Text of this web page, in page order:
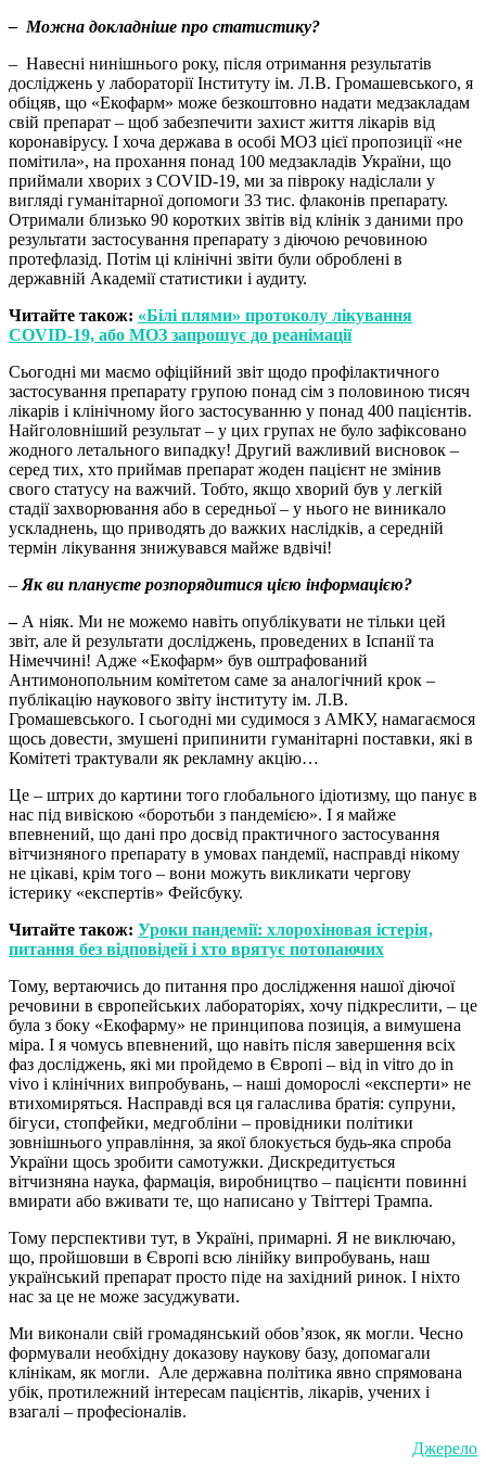
– Можна докладніше про статистику?
– Навесні нинішнього року, після отримання результатів
досліджень у лабораторії Інституту ім. Л.В. Громашевського, я
обіцяв, що «Екофарм» може безкоштовно надати медзакладам
свій препарат – щоб забезпечити захист життя лікарів від
коронавірусу. І хоча держава в особі МОЗ цієї пропозиції «не
помітила», на прохання понад 100 медзакладів України, що
приймали хворих з COVID-19, ми за півроку надіслали у
вигляді гуманітарної допомоги 33 тис. флаконів препарату.
Отримали близько 90 коротких звітів від клінік з даними про
результати застосування препарату з діючою речовиною
протефлазід. Потім ці клінічні звіти були оброблені в
державній Академії статистики і аудиту.
Читайте також: «Білі плями» протоколу лікування
COVID-19, або МОЗ запрошує до реанімації
Сьогодні ми маємо офіційний звіт щодо профілактичного
застосування препарату групою понад сім з половиною тисяч
лікарів і клінічному його застосуванню у понад 400 пацієнтів.
Найголовніший результат – у цих групах не було зафіксовано
жодного летального випадку! Другий важливий висновок –
серед тих, хто приймав препарат жоден пацієнт не змінив
свого статусу на важчий. Тобто, якщо хворий був у легкій
стадії захворювання або в середньої – у нього не виникало
ускладнень, що приводять до важких наслідків, а середній
термін лікування знижувався майже вдвічі!
– Як ви плануєте розпорядитися цією інформацією?
– А ніяк. Ми не можемо навіть опублікувати не тільки цей
звіт, але й результати досліджень, проведених в Іспанії та
Німеччині! Адже «Екофарм» був оштрафований
Антимонопольним комітетом саме за аналогічний крок –
публікацію наукового звіту інституту ім. Л.В.
Громашевського. І сьогодні ми судимося з АМКУ, намагаємося
щось довести, змушені припинити гуманітарні поставки, які в
Комітеті трактували як рекламну акцію…
Це – штрих до картини того глобального ідіотизму, що панує в
нас під вивіскою «боротьби з пандемією». І я майже
впевнений, що дані про досвід практичного застосування
вітчизняного препарату в умовах пандемії, насправді нікому
не цікаві, крім того – вони можуть викликати чергову
істерику «експертів» Фейсбуку.
Читайте також: Уроки пандемії: хлорохіновая істерія,
питання без відповідей і хто врятує потопаючих
Тому, вертаючись до питання про дослідження нашої діючої
речовини в європейських лабораторіях, хочу підкреслити, – це
була з боку «Екофарму» не принципова позиція, а вимушена
міра. І я чомусь впевнений, що навіть після завершення всіх
фаз досліджень, які ми пройдемо в Європі – від in vitro до in
vivo і клінічних випробувань, – наші доморослі «експерти» не
втихомиряться. Насправді вся ця галаслива братія: супруни,
бігуси, стопфейки, медгобліни – провідники політики
зовнішнього управління, за якої блокується будь-яка спроба
України щось зробити самотужки. Дискредитується
вітчизняна наука, фармація, виробництво – пацієнти повинні
вмирати або вживати те, що написано у Твіттері Трампа.
Тому перспективи тут, в Україні, примарні. Я не виключаю,
що, пройшовши в Європі всю лінійку випробувань, наш
український препарат просто піде на західний ринок. І ніхто
нас за це не може засуджувати.
Ми виконали свій громадянський обов’язок, як могли. Чесно
формували необхідну доказову наукову базу, допомагали
клінікам, як могли. Але державна політика явно спрямована
убік, протилежний інтересам пацієнтів, лікарів, учених і
взагалі – професіоналів.
Джерело